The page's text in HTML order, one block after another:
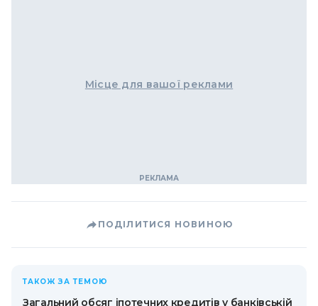
Місце для вашої реклами
ПОДІЛИТИСЯ НОВИНОЮ
ТАКОЖ ЗА ТЕМОЮ
Загальний обсяг іпотечних кредитів у банківській